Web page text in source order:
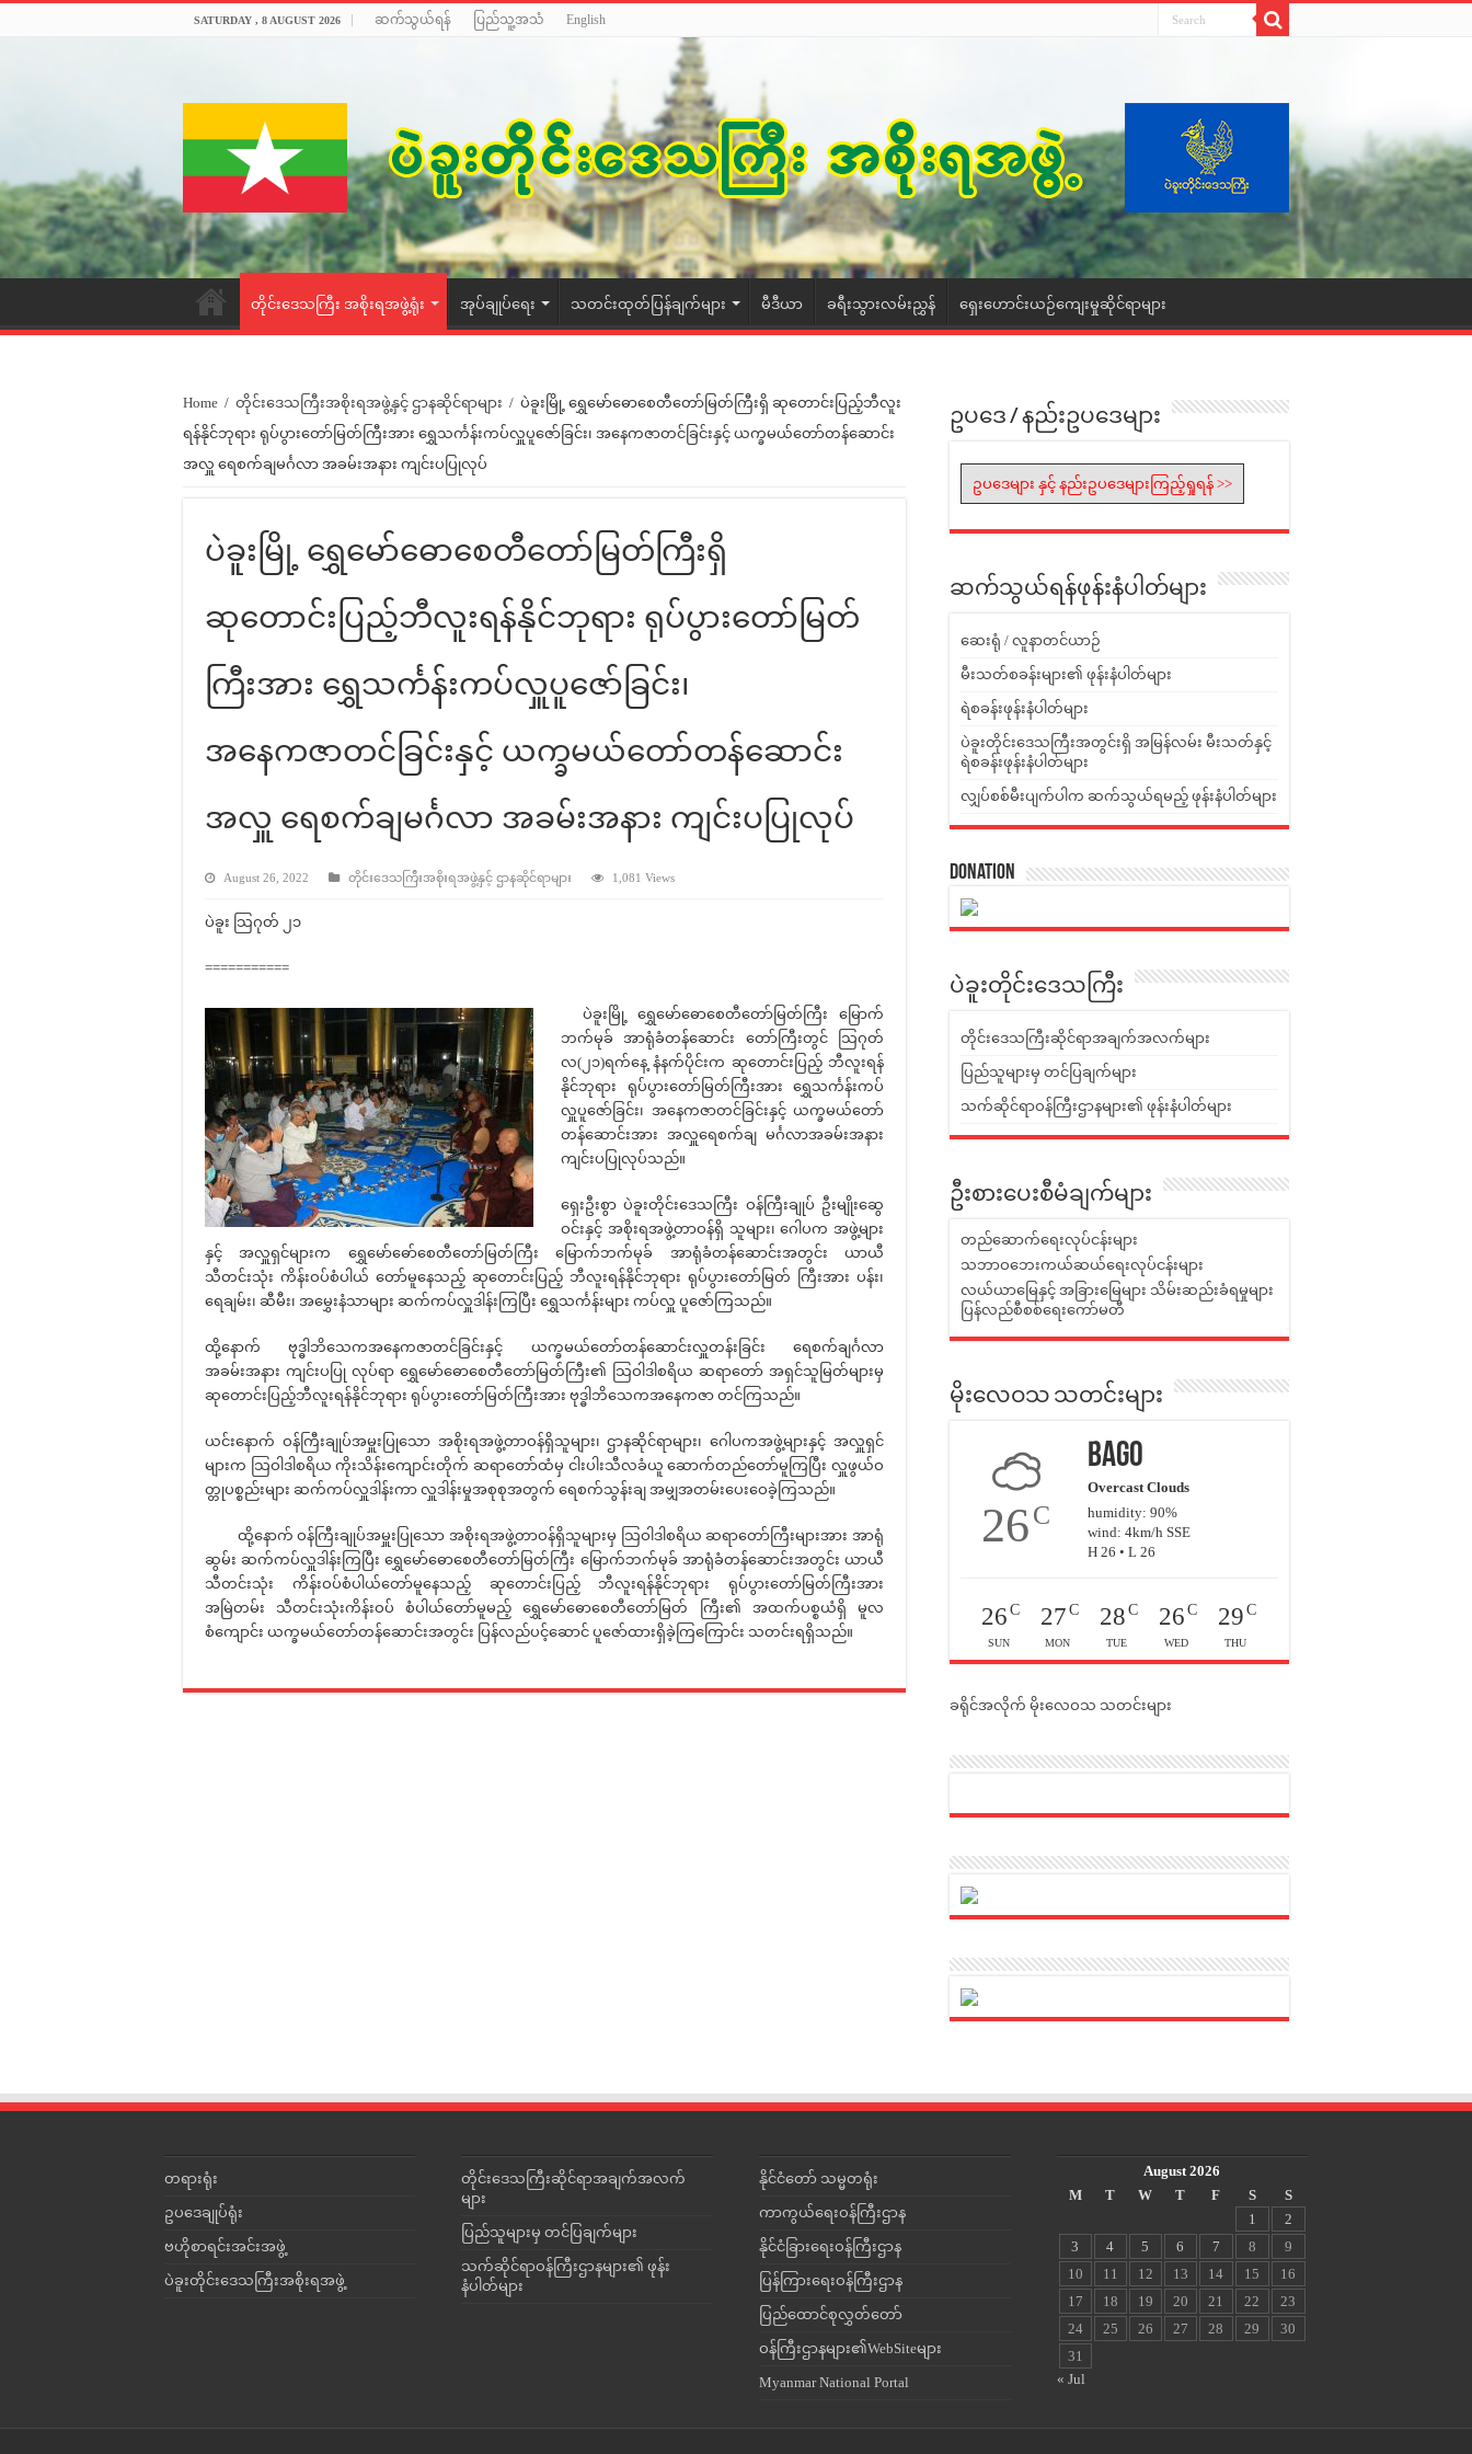
SATURDAY , 8 AUGUST 2026 ဆက်သွယ်ရန် ပြည်သူ့အသံ English
တိုင်းဒေသကြီး အစိုးရအဖွဲ့ရုံး အုပ်ချုပ်ရေး သတင်းထုတ်ပြန်ချက်များ မီဒီယာ ခရီးသွားလမ်းညွှန် ရှေးဟောင်းယဉ်ကျေးမှုဆိုင်ရာများ
Home / တိုင်းဒေသကြီးအစိုးရအဖွဲ့နှင့် ဌာနဆိုင်ရာများ / ပဲခူးမြို့ ရွှေမော်ဓောစေတီတော်မြတ်ကြီးရှိ ဆုတောင်းပြည့်ဘီလူး
ရန်နိုင်ဘုရား ရုပ်ပွားတော်မြတ်ကြီးအား ရွှေသင်္ကန်းကပ်လှူပူဇော်ခြင်း၊ အနေကဇာတင်ခြင်းနှင့် ယက္ခမယ်တော်တန်ဆောင်း
အလှူ ရေစက်ချမင်္ဂလာ အခမ်းအနား ကျင်းပပြုလုပ်
ပဲခူးမြို့ ရွှေမော်ဓောစေတီတော်မြတ်ကြီးရှိ
ဆုတောင်းပြည့်ဘီလူးရန်နိုင်ဘုရား ရုပ်ပွားတော်မြတ်
ကြီးအား ရွှေသင်္ကန်းကပ်လှူပူဇော်ခြင်း၊
အနေကဇာတင်ခြင်းနှင့် ယက္ခမယ်တော်တန်ဆောင်း
အလှူ ရေစက်ချမင်္ဂလာ အခမ်းအနား ကျင်းပပြုလုပ်
August 26, 2022 တိုင်းဒေသကြီးအစိုးရအဖွဲ့နှင့် ဌာနဆိုင်ရာများ 1,081 Views
ပဲခူး သြဂုတ် ၂၁
===========
ပဲခူးမြို့ ရွှေမော်ဓောစေတီတော်မြတ်ကြီး မြောက်
ဘက်မုခ် အာရုံခံတန်ဆောင်း တော်ကြီးတွင် သြဂုတ်
လ(၂၁)ရက်နေ့ နံနက်ပိုင်းက ဆုတောင်းပြည့် ဘီလူးရန်
နိုင်ဘုရား ရုပ်ပွားတော်မြတ်ကြီးအား ရွှေသင်္ကန်းကပ်
လှူပူဇော်ခြင်း၊ အနေကဇာတင်ခြင်းနှင့် ယက္ခမယ်တော်
တန်ဆောင်းအား အလှူရေစက်ချ မင်္ဂလာအခမ်းအနား
ကျင်းပပြုလုပ်သည်။
ရှေးဦးစွာ ပဲခူးတိုင်းဒေသကြီး ဝန်ကြီးချုပ် ဦးမျိုးဆွေ
ဝင်းနှင့် အစိုးရအဖွဲ့တာဝန်ရှိ သူများ၊ ဂေါပက အဖွဲ့များ
နှင့် အလှူရှင်များက ရွှေမော်ဓော်စေတီတော်မြတ်ကြီး မြောက်ဘက်မုခ် အာရုံခံတန်ဆောင်းအတွင်း ယာယီ
သီတင်းသုံး ကိန်းဝပ်စံပါယ် တော်မူနေသည့် ဆုတောင်းပြည့် ဘီလူးရန်နိုင်ဘုရား ရုပ်ပွားတော်မြတ် ကြီးအား ပန်း၊
ရေချမ်း၊ ဆီမီး၊ အမွှေးနံသာများ ဆက်ကပ်လှူဒါန်းကြပြီး ရွှေသင်္ကန်းများ ကပ်လှူ ပူဇော်ကြသည်။
ထို့နောက် ဗုဒ္ဓါဘိသေကအနေကဇာတင်ခြင်းနှင့် ယက္ခမယ်တော်တန်ဆောင်းလှူတန်းခြင်း ရေစက်ချင်္ဂလာ
အခမ်းအနား ကျင်းပပြု လုပ်ရာ ရွှေမော်ဓောစေတီတော်မြတ်ကြီး၏ သြဝါဒါစရိယ ဆရာတော် အရှင်သူမြတ်များမှ
ဆုတောင်းပြည့်ဘီလူးရန်နိုင်ဘုရား ရုပ်ပွားတော်မြတ်ကြီးအား ဗုဒ္ဓါဘိသေကအနေကဇာ တင်ကြသည်။
ယင်းနောက် ဝန်ကြီးချုပ်အမှူးပြုသော အစိုးရအဖွဲ့တာဝန်ရှိသူများ၊ ဌာနဆိုင်ရာများ၊ ဂေါပကအဖွဲ့များနှင့် အလှူရှင်
များက သြဝါဒါစရိယ ကိုးသိန်းကျောင်းတိုက် ဆရာတော်ထံမှ ငါးပါးသီလခံယူ ဆောက်တည်တော်မူကြပြီး လှူဖွယ်ဝ
တ္တုပစ္စည်းများ ဆက်ကပ်လှူဒါန်းကာ လှူဒါန်းမှုအစုစုအတွက် ရေစက်သွန်းချ အမျှအတမ်းပေးဝေခဲ့ကြသည်။
ထို့နောက် ဝန်ကြီးချုပ်အမှူးပြုသော အစိုးရအဖွဲ့တာဝန်ရှိသူများမှ သြဝါဒါစရိယ ဆရာတော်ကြီးများအား အာရုံ
ဆွမ်း ဆက်ကပ်လှူဒါန်းကြပြီး ရွှေမော်ဓောစေတီတော်မြတ်ကြီး မြောက်ဘက်မုခ် အာရုံခံတန်ဆောင်းအတွင်း ယာယီ
သီတင်းသုံး ကိန်းဝပ်စံပါယ်တော်မူနေသည့် ဆုတောင်းပြည့် ဘီလူးရန်နိုင်ဘုရား ရုပ်ပွားတော်မြတ်ကြီးအား
အမြဲတမ်း သီတင်းသုံးကိန်းဝပ် စံပါယ်တော်မူမည့် ရွှေမော်ဓောစေတီတော်မြတ် ကြီး၏ အထက်ပစ္စယံရှိ မူလ
စံကျောင်း ယက္ခမယ်တော်တန်ဆောင်းအတွင်း ပြန်လည်ပင့်ဆောင် ပူဇော်ထားရှိခဲ့ကြကြောင်း သတင်းရရှိသည်။
ဥပဒေ / နည်းဥပဒေများ
ဥပဒေများ နှင့် နည်းဥပဒေများကြည့်ရှုရန် >>
ဆက်သွယ်ရန်ဖုန်းနံပါတ်များ
ဆေးရုံ / လူနာတင်ယာဉ်
မီးသတ်စခန်းများ၏ ဖုန်းနံပါတ်များ
ရဲစခန်းဖုန်းနံပါတ်များ
ပဲခူးတိုင်းဒေသကြီးအတွင်းရှိ အမြန်လမ်း မီးသတ်နှင့်
ရဲစခန်းဖုန်းနံပါတ်များ
လျှပ်စစ်မီးပျက်ပါက ဆက်သွယ်ရမည့် ဖုန်းနံပါတ်များ
Donation
ပဲခူးတိုင်းဒေသကြီး
တိုင်းဒေသကြီးဆိုင်ရာအချက်အလက်များ
ပြည်သူများမှ တင်ပြချက်များ
သက်ဆိုင်ရာဝန်ကြီးဌာနများ၏ ဖုန်းနံပါတ်များ
ဦးစားပေးစီမံချက်များ
တည်ဆောက်ရေးလုပ်ငန်းများ
သဘာဝဘေးကယ်ဆယ်ရေးလုပ်ငန်းများ
လယ်ယာမြေနှင့် အခြားမြေများ သိမ်းဆည်းခံရမှုများ
ပြန်လည်စီစစ်ရေးကော်မတီ
မိုးလေဝသ သတင်းများ
26C
Bago
Overcast Clouds
humidity: 90%
wind: 4km/h SSE
H 26 • L 26
26 C
SUN
27 C
MON
28 C
TUE
26 C
WED
29 C
THU
ခရိုင်အလိုက် မိုးလေဝသ သတင်းများ
တရားရုံး
ဥပဒေချုပ်ရုံး
ဗဟိုစာရင်းအင်းအဖွဲ့
ပဲခူးတိုင်းဒေသကြီးအစိုးရအဖွဲ့
တိုင်းဒေသကြီးဆိုင်ရာအချက်အလက်
များ
ပြည်သူများမှ တင်ပြချက်များ
သက်ဆိုင်ရာဝန်ကြီးဌာနများ၏ ဖုန်း
နံပါတ်များ
နိုင်ငံတော် သမ္မတရုံး
ကာကွယ်ရေးဝန်ကြီးဌာန
နိုင်ငံခြားရေးဝန်ကြီးဌာန
ပြန်ကြားရေးဝန်ကြီးဌာန
ပြည်ထောင်စုလွှတ်တော်
ဝန်ကြီးဌာနများ၏WebSiteများ
Myanmar National Portal
August 2026
M
T W T F S
S
1
2
3
4 5 6 7 8
9
10
11 12 13 14 15
16
17
18 19 20 21 22
23
24
25 26 27 28 29
30
31
« Jul